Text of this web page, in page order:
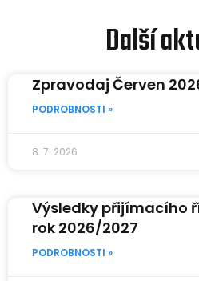
Další
Zpravodaj Červen
PODROBNOSTI »
8. 7. 2026
Výsledky přijímacího
rok 2026/2027
PODROBNOSTI »